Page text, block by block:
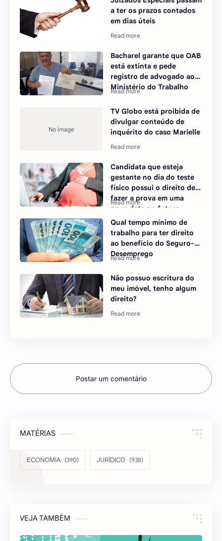
a ter os prazos contados
em dias úteis
Bacharel garante que OAB
está extinta e pede
registro de advogado ao
Ministério do Trabalho
TV Globo está proibida de
divulgar conteúdo de
inquérito do caso Marielle
Candidata que esteja
gestante no dia do teste
físico possui o direito de
fazer a prova em uma
nova data no futuro
Qual tempo mínimo de
trabalho para ter direito
ao benefício do Seguro-
Desemprego
Não possuo escritura do
meu imóvel, tenho algum
direito?
Postar um comentário
MATÉRIAS
ECONOMIA JURÍDICO
VEJA TAMBÉM